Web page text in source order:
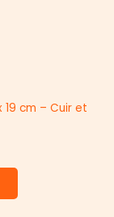
19 cm – Cuir et